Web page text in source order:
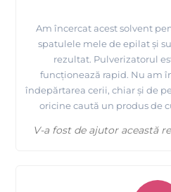
Am încercat acest solvent
spatulele mele de epilat și
rezultat. Pulverizatorul
funcționează rapid. Nu am
îndepărtarea cerii, chiar și de
oricine caută un produs de
V-a fost de ajutor această